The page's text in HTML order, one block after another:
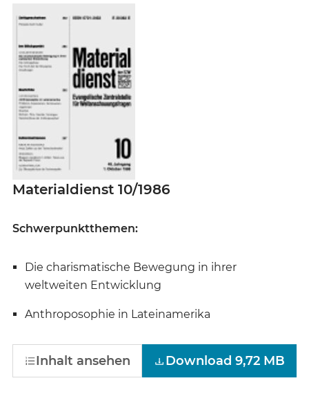
Materialdienst 10/1986
Schwerpunktthemen:
Die charismatische Bewegung in ihrer
weltweiten Entwicklung
Anthroposophie in Lateinamerika
Inhalt ansehen Download 9,72 MB